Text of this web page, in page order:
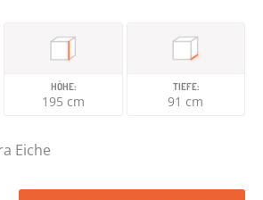
HÖHE:
195 cm
TIEFE:
91 cm
Eiche